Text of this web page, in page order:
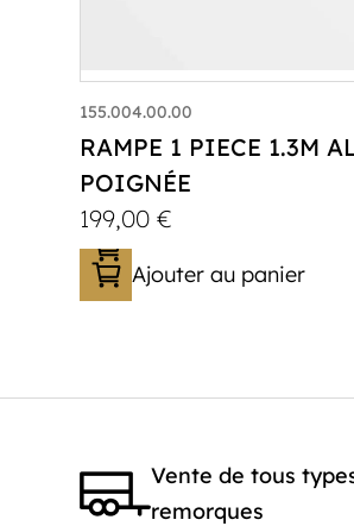
155.004.00.00
RAMPE 1 PIECE 1.3M
POIGNÉE
199,00€
Ajouter au panier
Vente de tous
remorques